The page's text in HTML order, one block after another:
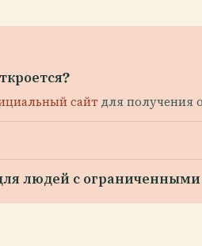
сайтдля получения
людей с